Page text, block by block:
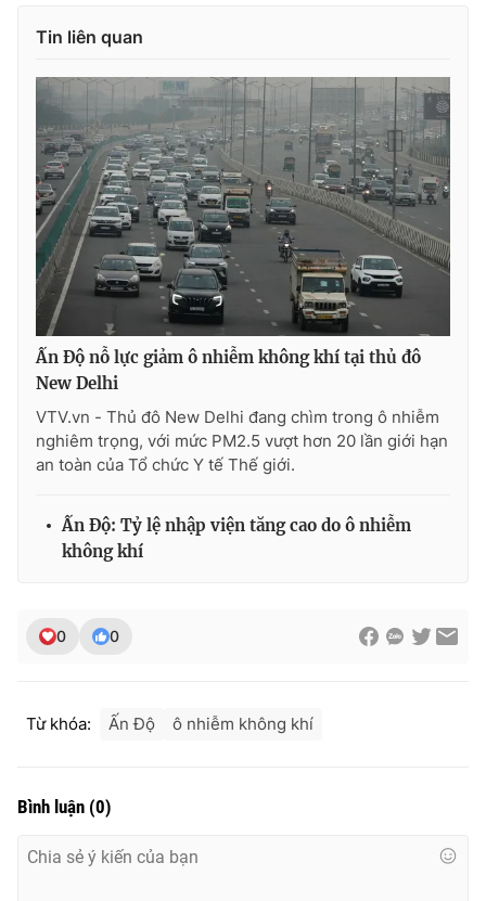
Email: toasoan@vtv.vn
® Cấm sao chép dưới mọi hình thức nếu không có sự chấp
thông tin từ website này.
Tin liên quan
Ấn Độ nỗ lực giảm ô nhiễm không khí tại thủ đô
New Delhi
VTV.vn - Thủ đô New Delhi đang chìm trong ô nhiễm
nghiêm trọng, với mức PM2.5 vượt hơn 20 lần giới hạn
an toàn của Tổ chức Y tế Thế giới.
Ấn Độ: Tỷ lệ nhập viện tăng cao do ô nhiễm
không khí
0 0
Từ khóa: Ấn Độ ô nhiễm không khí
Bình luận (0)